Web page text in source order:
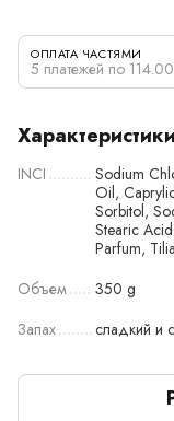
ОПЛАТА ЧАСТЯМИ
5 платежей по
Характеристики
INCI
Sodium
Oil,
Sorbitol,
Stearic
Parfum,
Объем
350 g
Запах
сладкий и